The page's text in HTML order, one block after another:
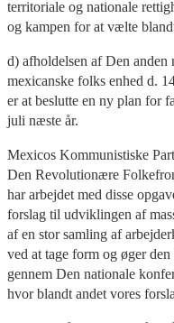
territoriale og nationale
og kampen for at vælte
d) afholdelsen af Den
mexicanske folks enhed d.
er at beslutte en ny plan for
juli næste år.
Mexicos Kommunistiske
Den Revolutionære
har arbejdet med disse
forslag til udviklingen af
af en stor samling af
ved at tage form og øger
gennem Den nationale
hvor blandt andet vores